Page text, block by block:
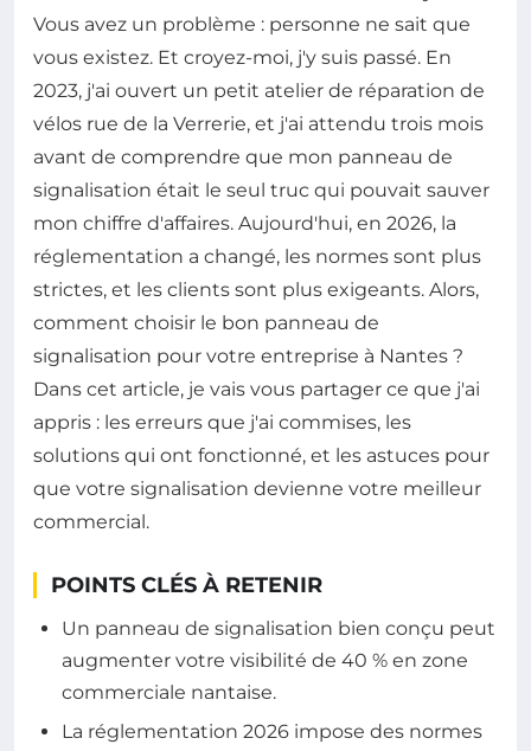
Vous avez un problème : personne ne sait que
vous existez. Et croyez-moi, j'y suis passé. En
2023, j'ai ouvert un petit atelier de réparation de
vélos rue de la Verrerie, et j'ai attendu trois mois
avant de comprendre que mon panneau de
signalisation était le seul truc qui pouvait sauver
mon chiffre d'affaires. Aujourd'hui, en 2026, la
réglementation a changé, les normes sont plus
strictes, et les clients sont plus exigeants. Alors,
comment choisir le bon panneau de
signalisation pour votre entreprise à Nantes ?
Dans cet article, je vais vous partager ce que j'ai
appris : les erreurs que j'ai commises, les
solutions qui ont fonctionné, et les astuces pour
que votre signalisation devienne votre meilleur
commercial.
POINTS CLÉS À RETENIR
Un panneau de signalisation bien conçu peut
augmenter votre visibilité de 40 % en zone
commerciale nantaise.
La réglementation 2026 impose des normes